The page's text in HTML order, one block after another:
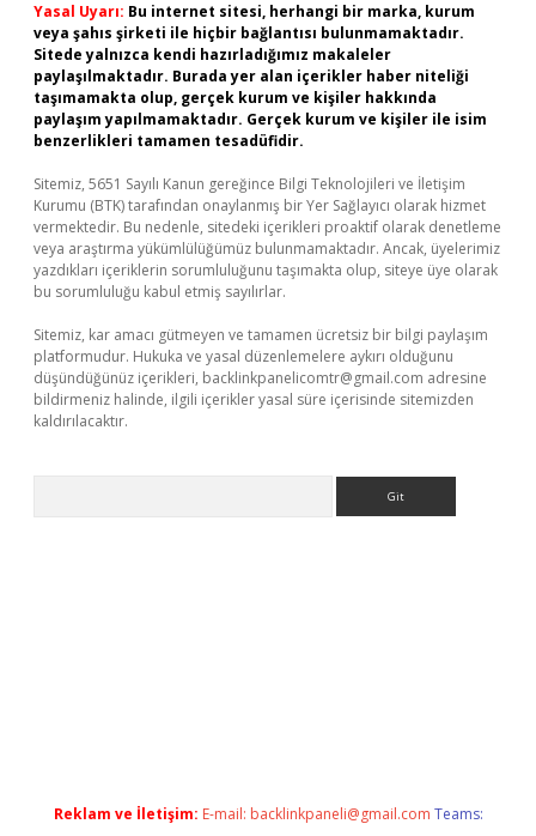
Yasal Uyarı: Bu internet sitesi, herhangi bir marka, kurum
veya şahıs şirketi ile hiçbir bağlantısı bulunmamaktadır.
Sitede yalnızca kendi hazırladığımız makaleler
paylaşılmaktadır. Burada yer alan içerikler haber niteliği
taşımamakta olup, gerçek kurum ve kişiler hakkında
paylaşım yapılmamaktadır. Gerçek kurum ve kişiler ile isim
benzerlikleri tamamen tesadüfidir.
Sitemiz, 5651 Sayılı Kanun gereğince Bilgi Teknolojileri ve İletişim
Kurumu (BTK) tarafından onaylanmış bir Yer Sağlayıcı olarak hizmet
vermektedir. Bu nedenle, sitedeki içerikleri proaktif olarak denetleme
veya araştırma yükümlülüğümüz bulunmamaktadır. Ancak, üyelerimiz
yazdıkları içeriklerin sorumluluğunu taşımakta olup, siteye üye olarak
bu sorumluluğu kabul etmiş sayılırlar.
Sitemiz, kar amacı gütmeyen ve tamamen ücretsiz bir bilgi paylaşım
platformudur. Hukuka ve yasal düzenlemelere aykırı olduğunu
düşündüğünüz içerikleri, backlinkpanelicomtr@gmail.com adresine
bildirmeniz halinde, ilgili içerikler yasal süre içerisinde sitemizden
kaldırılacaktır.
Reklam ve İletişim: E-mail: backlinkpaneli@gmail.com Teams: